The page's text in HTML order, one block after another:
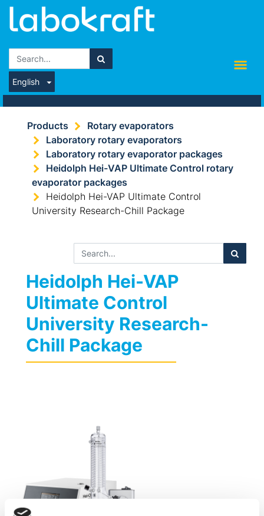
English
Products
Rotary evaporators
Laboratory rotary evaporators
Laboratory rotary evaporator packages
Heidolph Hei-VAP Ultimate Control rotary
evaporator packages
Heidolph Hei-VAP Ultimate Control
University Research-Chill Package
Heidolph Hei-VAP
Ultimate Control
University Research-
Chill Package